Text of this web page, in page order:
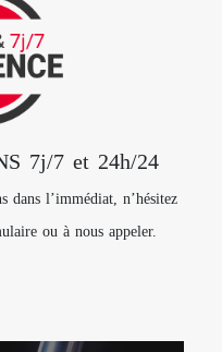
7j/7 et 24h/24
dans l’immédiat, n’hésitez
ou à nous appeler.